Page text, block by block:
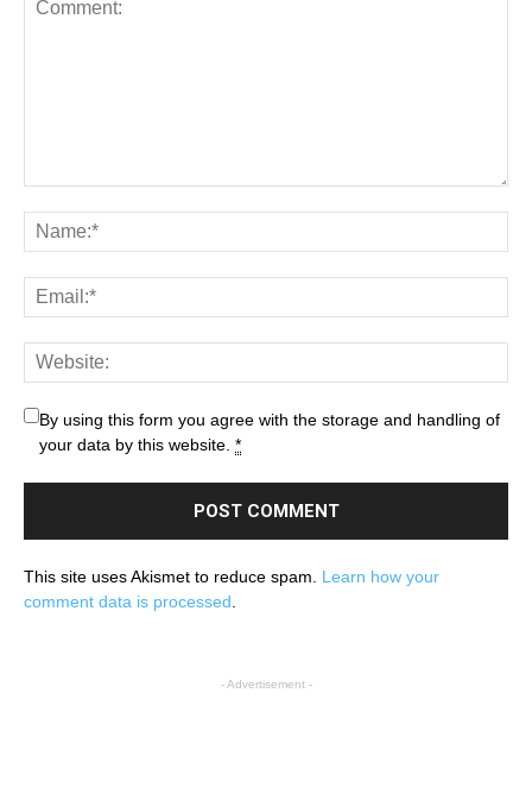
By using this form you agree with the storage and handling of
your data by this website. *
This site uses Akismet to reduce spam. Learn how your
comment data is processed
- Advertisement -